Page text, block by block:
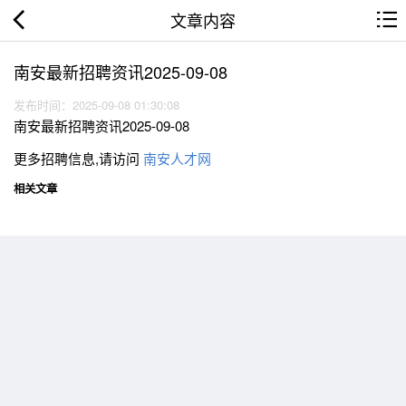
文章内容
南安最新招聘资讯2025-09-08
发布时间：2025-09-08 01:30:08
南安最新招聘资讯2025-09-08
更多招聘信息,请访问 南安人才网
相关文章